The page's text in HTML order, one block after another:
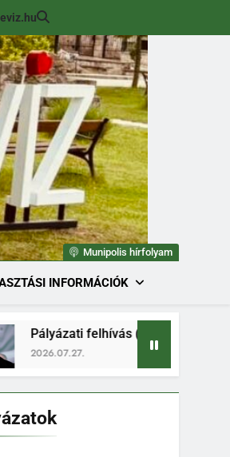
Munipolis hírfolyam
INFORMÁCIÓK
felhívás (módosított) ingatlan